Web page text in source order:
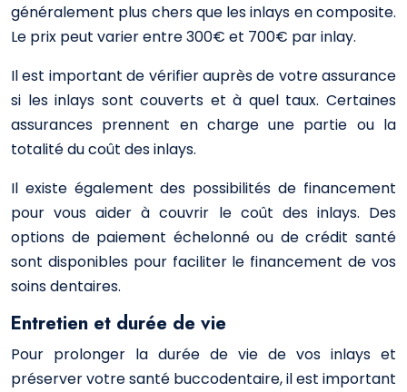
généralement plus chers que les inlays en composite.
Le prix peut varier entre 300€ et 700€ par inlay.
Il est important de vérifier auprès de votre assurance
si les inlays sont couverts et à quel taux. Certaines
assurances prennent en charge une partie ou la
totalité du coût des inlays.
Il existe également des possibilités de financement
pour vous aider à couvrir le coût des inlays. Des
options de paiement échelonné ou de crédit santé
sont disponibles pour faciliter le financement de vos
soins dentaires.
Entretien et durée de vie
Pour prolonger la durée de vie de vos inlays et
préserver votre santé buccodentaire, il est important